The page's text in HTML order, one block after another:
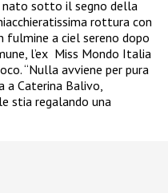
sotto il segno della
rottura con
fulmine a ciel sereno dopo
l’ex Miss Mondo Italia
“Nulla avviene per pura
a Caterina Balivo,
stia regalando una